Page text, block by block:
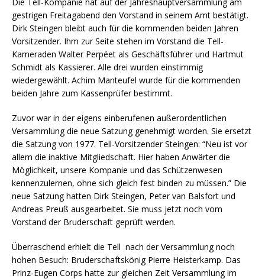
gestrigen Freitagabend den Vorstand in seinem Amt bestätigt.
Dirk Steingen bleibt auch für die kommenden beiden Jahren
Vorsitzender. Ihm zur Seite stehen im Vorstand die Tell-
Kameraden Walter Perpéet als Geschäftsführer und Hartmut
Schmidt als Kassierer. Alle drei wurden einstimmig
wiedergewählt. Achim Manteufel wurde für die kommenden
beiden Jahre zum Kassenprüfer bestimmt.
Zuvor war in der eigens einberufenen außerordentlichen
Versammlung die neue Satzung genehmigt worden. Sie ersetzt
die Satzung von 1977. Tell-Vorsitzender Steingen: “Neu ist vor
allem die inaktive Mitgliedschaft. Hier haben Anwärter die
Möglichkeit, unsere Kompanie und das Schützenwesen
kennenzulernen, ohne sich gleich fest binden zu müssen.” Die
neue Satzung hatten Dirk Steingen, Peter van Balsfort und
Andreas Preuß ausgearbeitet. Sie muss jetzt noch vom
Vorstand der Bruderschaft geprüft werden.
Überraschend erhielt die Tell nach der Versammlung noch
hohen Besuch: Bruderschaftskönig Pierre Heisterkamp. Das
Prinz-Eugen Corps hatte zur gleichen Zeit Versammlung im